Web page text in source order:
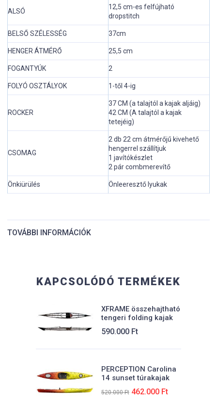
ALSÓ
12,5 cm-es felfújható
dropstitch
BELSŐ SZÉLESSÉG 37cm
HENGER ÁTMÉRŐ 25,5 cm
FOGANTYÚK 2
FOLYÓ OSZTÁLYOK 1-től 4-ig
ROCKER
37 CM (a talajtól a kajak aljáig)
42 CM (A talajtól a kajak
tetejéig)
CSOMAG
2 db 22 cm átmérőjű kivehető
hengerrel szállítjuk
1 javítókészlet
2 pár combmerevítő
Önkiürülés Önleeresztő lyukak
TOVÁBBI INFORMÁCIÓK
SzélességKAPCSOLÓDÓ TERMÉKEK
XFRAME összehajtható
tengeri folding kajak
590.000 Ft
PERCEPTION Carolina
14 sunset túrakajak
520.000Ft Eredeti
462.000 FtJelenlegi